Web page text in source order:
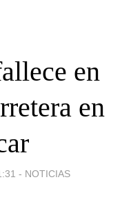
en
en
- NOTICIAS